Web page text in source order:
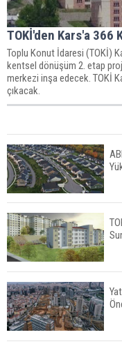
TOKİ'den Kars'a 366
Toplu Konut İdaresi (TOKİ)
kentsel dönüşüm 2. etap
merkezi inşa edecek. TOKİ
çıkacak.